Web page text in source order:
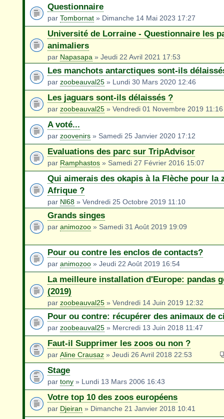
Questionnaire
par Tombornat » Dimanche 14 Mai 2023 17:27
Université de Lorraine - Questionnaire les
animaliers
par Napasapa » Jeudi 22 Avril 2021 17:53
Les manchots antarctiques sont-ils
par zoobeauval25 » Lundi 30 Mars 2020 12:46
Les jaguars sont-ils délaissés ?
par zoobeauval25 » Vendredi 01 Novembre 2019 11:16
A voté...
par zoovenirs » Samedi 25 Janvier 2020 17:12
Evaluations des parc sur TripAdvisor
par Ramphastos » Samedi 27 Février 2016 15:07
Qui aimerais des okapis à la Flèche pour la
Afrique ?
par Nl68 » Vendredi 25 Octobre 2019 11:10
Grands singes
par animozoo » Samedi 31 Août 2019 19:09
Pour ou contre les enclos de contacts?
par animozoo » Jeudi 22 Août 2019 16:54
La meilleure installation d'Europe: pandas
(2019)
par zoobeauval25 » Vendredi 14 Juin 2019 12:32
Pour ou contre: récupérer des animaux de
par zoobeauval25 » Mercredi 13 Juin 2018 11:47
Faut-il Supprimer les zoos ou non ?
par Aline Crausaz » Jeudi 26 Avril 2018 22:53
Stage
par tony » Lundi 13 Mars 2006 16:43
Votre top 10 des zoos européens
par Djeiran » Dimanche 21 Janvier 2018 10:41